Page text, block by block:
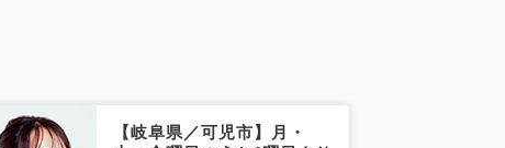
【岐阜県／可児市】月・